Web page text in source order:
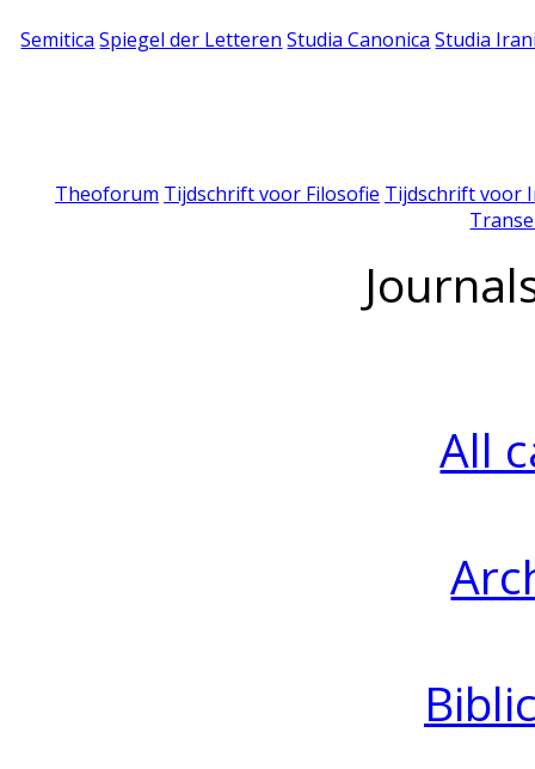
Semitica Spiegel der Letteren Studia Canonica Studia
Theoforum Tijdschrift voor Filosofie Tijdschrift voor
All